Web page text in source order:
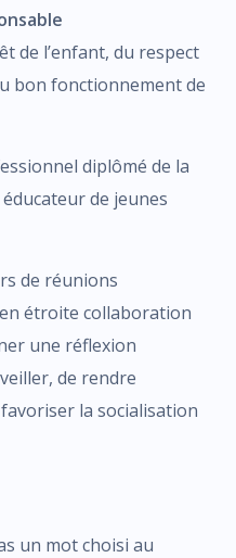
de l’enfant, du respect
bon fonctionnement de
diplômé de la
de jeunes
de réunions
étroite collaboration
une réflexion
de rendre
la socialisation
un mot choisi au